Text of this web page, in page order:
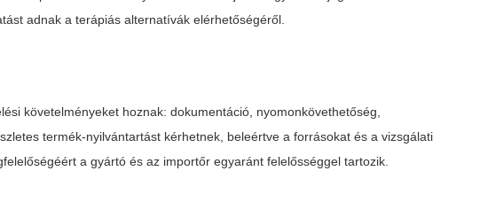
adnak a terápiás alternatívák elérhetőségéről.
követelményeket hoznak: dokumentáció, nyomonkövethetőség,
termék-nyilvántartást kérhetnek, beleértve a forrásokat és a vizsgálati
a gyártó és az importőr egyaránt felelősséggel tartozik.